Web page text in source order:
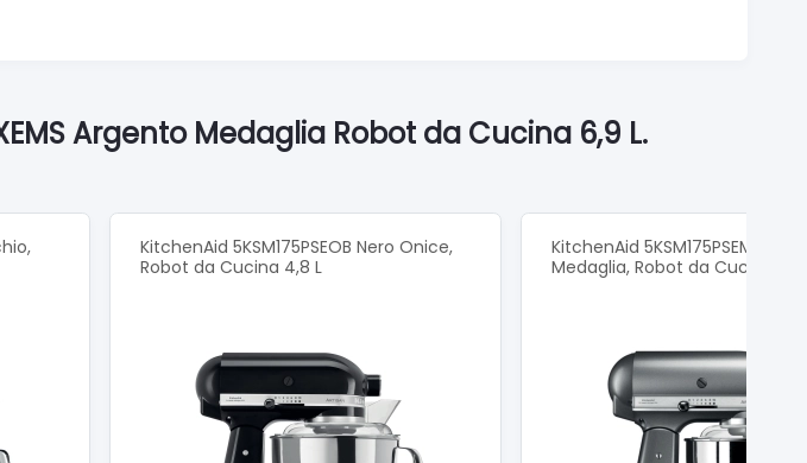
Argento Medaglia Robot da Cucina 6,9 L.
KitchenAid 5KSM175PSEOB Nero Onice,
Robot da Cucina 4,8 L
KitchenAid 5KSM175PSEMS
Medaglia, Robot da Cucina 4,8